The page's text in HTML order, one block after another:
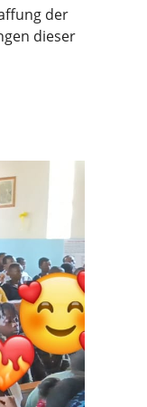
der
dieser